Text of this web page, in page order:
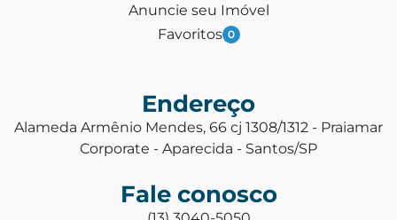
Anuncie seu Imóvel
Favoritos 0
Endereço
Alameda Armênio Mendes, 66 cj 1308/1312 - Praiamar
Corporate - Aparecida - Santos/SP
Fale conosco